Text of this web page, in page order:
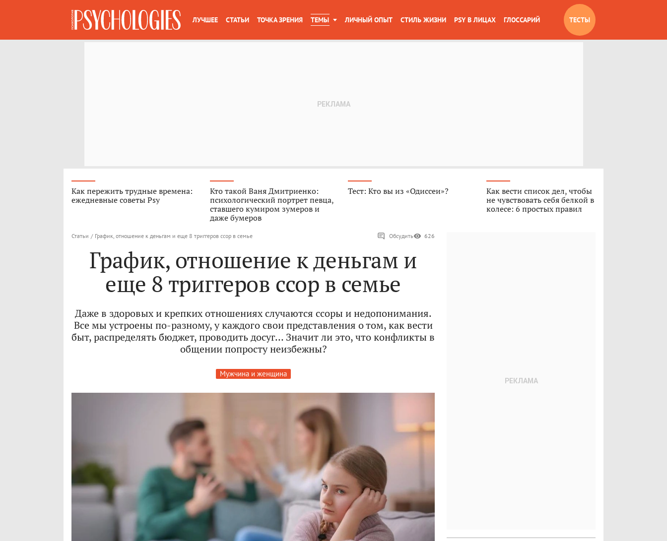
ЛУЧШЕЕ СТАТЬИ ТОЧКА ЗРЕНИЯ ТЕМЫ ЛИЧНЫЙ ОПЫТ СТИЛЬ ЖИЗНИ PSY В ЛИЦАХ ГЛОССАРИЙ ТЕСТЫ
Как пережить трудные времена:
ежедневные советы Psy
Кто такой Ваня Дмитриенко:
психологический портрет певца,
ставшего кумиром зумеров и
даже бумеров
Тест: Кто вы из «Одиссеи»?
Как вести список дел, чтобы
не чувствовать себя белкой в
колесе: 6 простых правил
Статьи / График, отношение к деньгам и еще 8 триггеров ссор в семье Обсудить 626
График, отношение к деньгам и
еще 8 триггеров ссор в семье
Даже в здоровых и крепких отношениях случаются ссоры и недопонимания.
Все мы устроены по-разному, у каждого свои представления о том, как вести
быт, распределять бюджет, проводить досуг… Значит ли это, что конфликты в
общении попросту неизбежны?
Мужчина и женщина